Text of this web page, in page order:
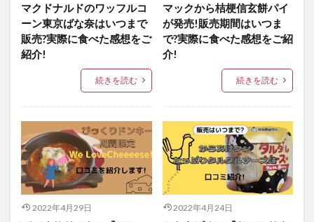
マクドナルドのワッフルコ
ーン東京ばな奈はいつまで
販売?実際に食べた感想をご
紹介!
続きを読む
マックから桔梗信玄餅パイ
が発売!販売期間はいつま
で?実際に食べた感想をご紹
介!
続きを読む
2022年4月29日 2022年4月24日